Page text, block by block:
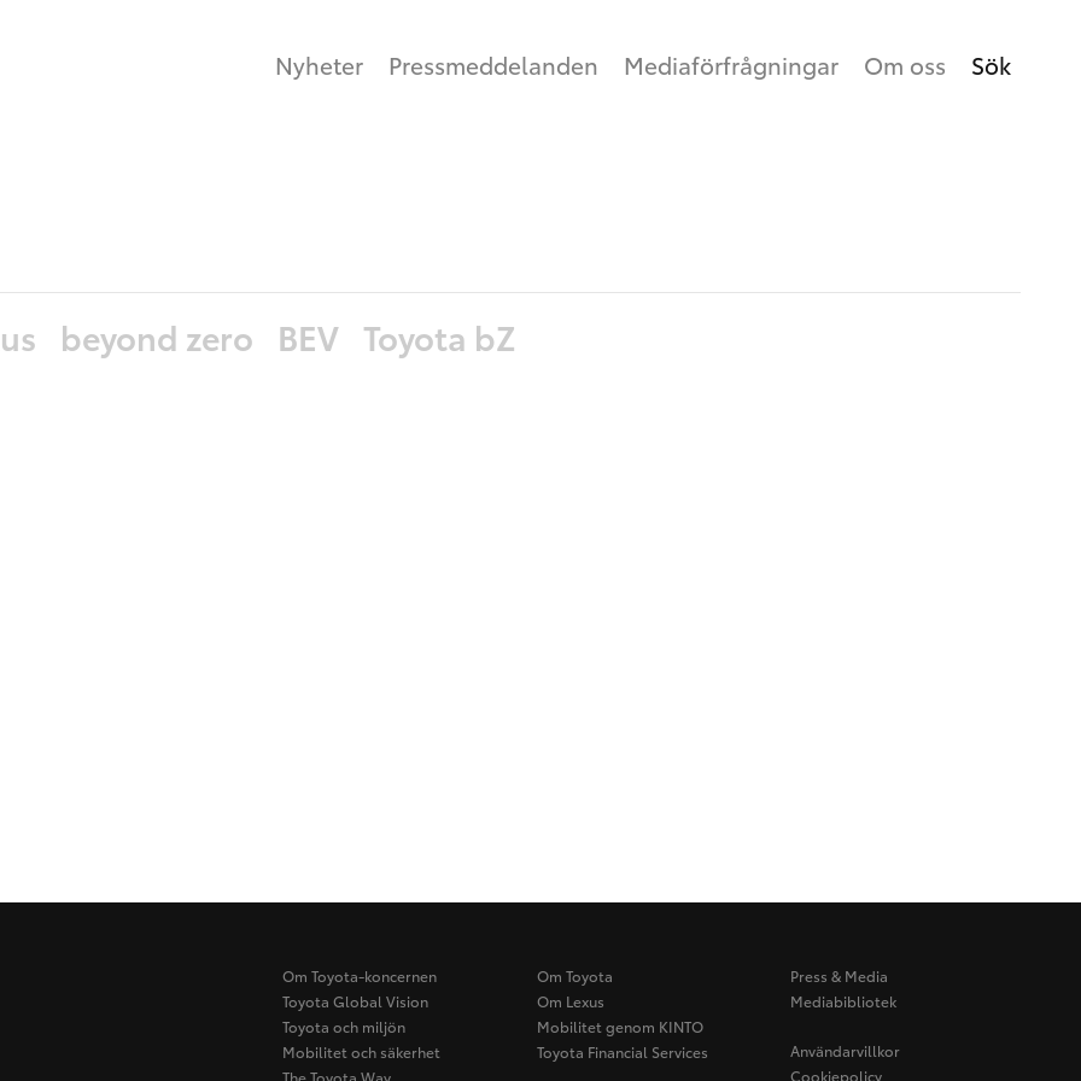
Nyheter Pressmeddelanden Mediaförfrågningar Om oss Sök
beyond zero BEV Toyota bZ
Om Toyota-koncernen
Toyota Global Vision
Toyota och miljön
Mobilitet och säkerhet
The Toyota Way
Om Toyota
Om Lexus
Mobilitet genom KINTO
Toyota Financial Services
Press & Media
Mediabibliotek
Användarvillkor
Cookiepolicy